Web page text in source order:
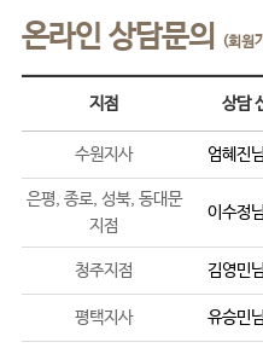
온라인 상담문의 (회원
지점 상담
수원지사 엄혜진
은평, 종로, 성북, 동대문
지점
이수정
청주지점 김영민
평택지사 유승민